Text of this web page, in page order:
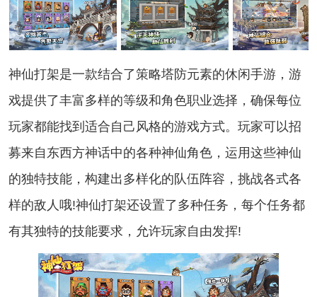
神仙打架是一款结合了策略塔防元素的休闲手游，游
戏提供了丰富多样的等级和角色职业选择，确保每位
玩家都能找到适合自己风格的游戏方式。玩家可以招
募来自东西方神话中的各种神仙角色，运用这些神仙
的独特技能，构建出多样化的队伍阵容，挑战各式各
样的敌人哦!神仙打架还设置了多种任务，每个任务都
有其独特的技能要求，允许玩家自由发挥!